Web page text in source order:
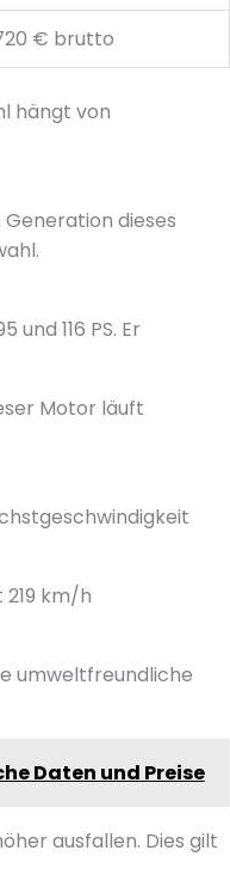
€ brutto
hängt von
dieses
116 PS. Er
Motor läuft
km/h
umweltfreundliche
Daten und Preise
ausfallen. Dies gilt